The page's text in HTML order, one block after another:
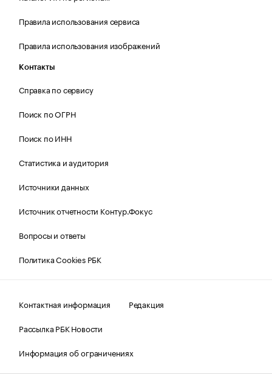
Правила использования сервиса
Правила использования изображений
Контакты
Справка по сервису
Поиск по ОГРН
Поиск по ИНН
Статистика и аудитория
Источники данных
Источник отчетности Контур.Фокус
Вопросы и ответы
Политика Cookies РБК
Контактная информация
Редакция
Рассылка РБК Новости
Информация об ограничениях